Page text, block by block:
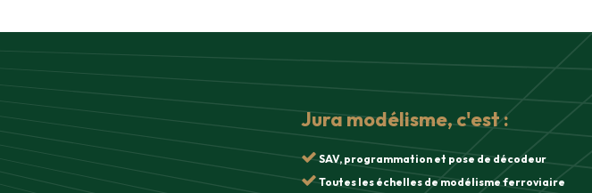
Jura modélisme, c'est :
SAV, programmation et pose de décodeur
Toutes les échelles de modélisme ferroviaire